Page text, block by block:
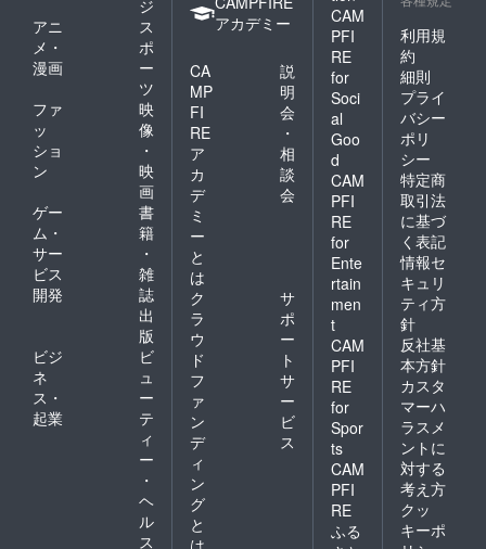
ジ
アニ
メ・
漫画
ス
ポ
ー
ツ
ファ
ッ
ショ
ン
映
像
・
映
画
ゲー
ム・
サー
ビス
開発
書
籍
・
雑
誌
出
版
ビジ
ネ
ス・
起業
ビ
ュ
ー
テ
ィ
ー
・
ヘ
ル
ス
アカデミー
CA
MP
FI
RE
ア
カ
デ
ミ
ー
と
は
説
明
会
・
相
談
会
ク
ラ
ウ
ド
フ
ァ
ン
デ
ィ
ン
グ
と
サ
ポ
ー
ト
サ
ー
ビ
ス
CAM
PFI
RE
for
Soci
al
Goo
d
CAM
PFI
RE
for
Ente
rtain
men
t
CAM
PFI
RE
for
Spor
ts
CAM
PFI
RE
ふる
利用規
約
細則
プライ
バシー
ポリ
シー
特定商
取引法
に基づ
く表記
情報セ
キュリ
ティ方
針
反社基
本方針
カスタ
マーハ
ラスメ
ントに
対する
考え方
クッ
キーポ